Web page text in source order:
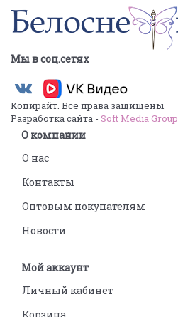
Мы в соц.сетях
Копирайт. Все права защищены
Разработка сайта - Soft Media Group
О компании
О нас
Контакты
Оптовым покупателям
Новости
Мой аккаунт
Личный кабинет